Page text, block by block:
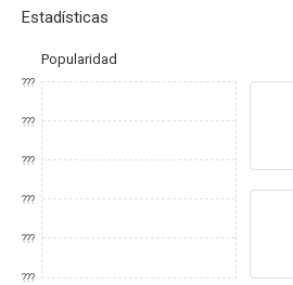
Estadísticas
Popularidad
???
???
???
???
???
???